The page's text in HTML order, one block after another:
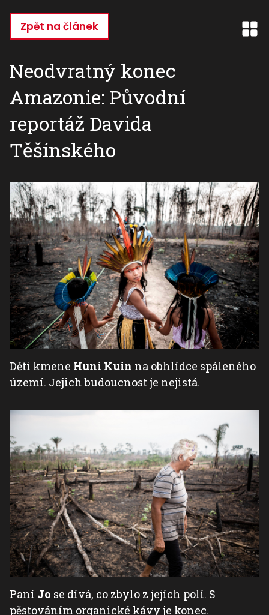
hlavnímu
Zpět na článek
Neodvratný konec
Amazonie: Původní
reportáž Davida
Těšínského
Děti kmene Huni Kuin na obhlídce spáleného
území. Jejich budoucnost je nejistá.
Paní Jo se dívá, co zbylo z jejích polí. S
pěstováním organické kávy je konec.